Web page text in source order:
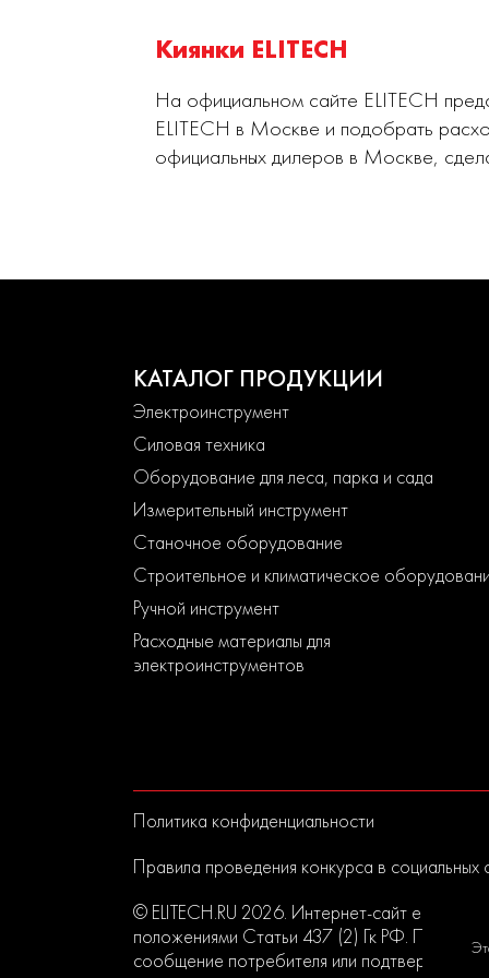
Киянки ELITECH
На официальном сайте ELITECH
ELITECH в Москве и подобрать
официальных дилеров в Москве,
КАТАЛОГ ПРОДУКЦИИ
Электроинструмент
Силовая техника
Оборудование для леса, парка и сада
Измерительный инструмент
Станочное оборудование
Строительное и климатическое
Ручной инструмент
Расходные материалы для
электроинструментов
Политика конфиденциальности
Правила проведения конкурса в социальных
© ELITECH.RU 2026. Интернет-сайт
положениями Статьи 437 (2) Гк РФ.
сообщение потребителя или